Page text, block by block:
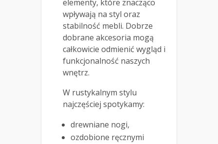
elementy, które znacząco
wpływają na styl oraz
stabilność mebli. Dobrze
dobrane akcesoria mogą
całkowicie odmienić wygląd i
funkcjonalność naszych
wnętrz.
W rustykalnym stylu
najczęściej spotykamy:
drewniane nogi,
ozdobione ręcznymi